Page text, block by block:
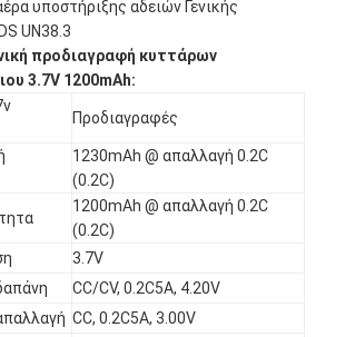
υποστήριξης αδειών Γενικής
UN38.3
προδιαγραφή κυττάρων
3.7V 1200mAh:
Προδιαγραφές
1230mAh @ απαλλαγή 0.2C
(0.2C)
1200mAh @ απαλλαγή 0.2C
(0.2C)
3.7V
CC/CV, 0.2C5A, 4.20V
CC, 0.2C5A, 3.00V